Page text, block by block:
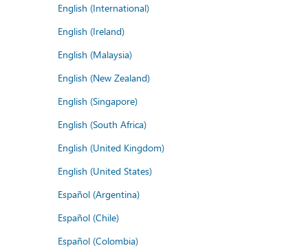
English (International)
English (Ireland)
English (Malaysia)
English (New Zealand)
English (Singapore)
English (South Africa)
English (United Kingdom)
English (United States)
Español (Argentina)
Español (Chile)
Español (Colombia)